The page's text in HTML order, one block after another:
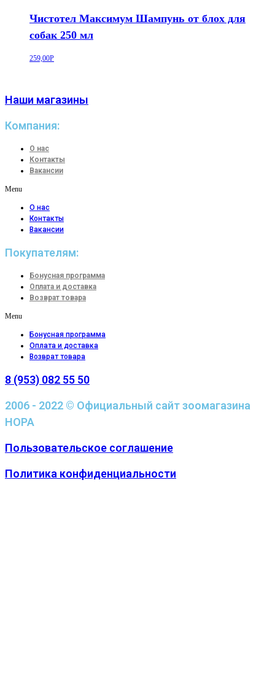
Чистотел Максимум Шампунь от блох для
собак 250 мл
259,00Р
Наши магазины
Компания:
О нас
Контакты
Вакансии
Menu
О нас
Контакты
Вакансии
Покупателям:
Бонусная программа
Оплата и доставка
Возврат товара
Menu
Бонусная программа
Оплата и доставка
Возврат товара
8 (953) 082 55 50
2006 - 2022 © Официальный сайт зоомагазина
НОРА
Пользовательское соглашение
Политика конфиденциальности